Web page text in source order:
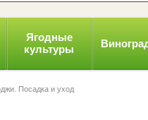
Ягодные
культуры
Посадка и уход